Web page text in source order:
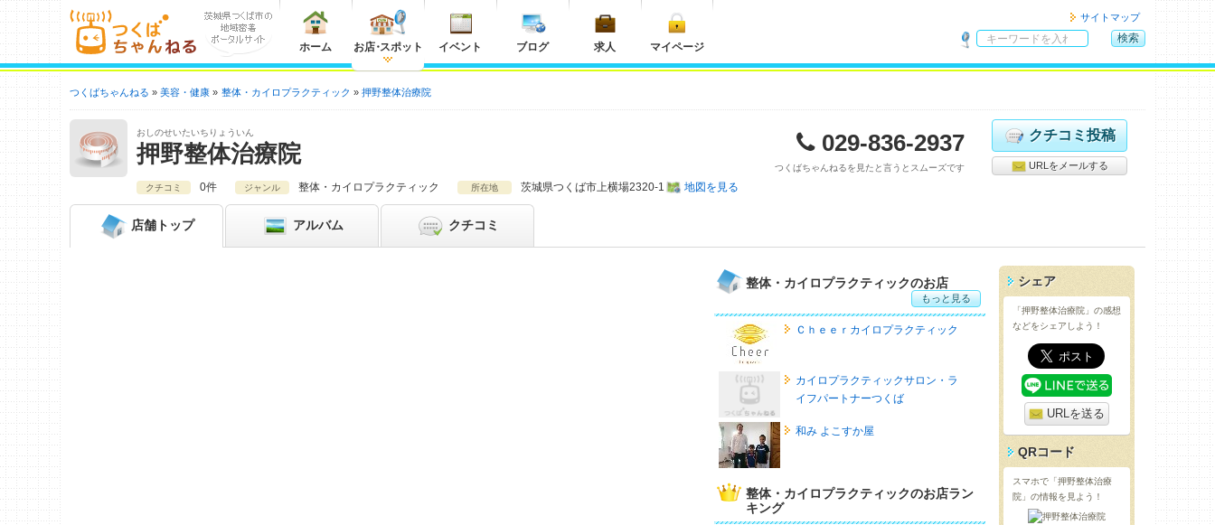
ホーム お店・スポット イベント ブログ 求人 マイページ
サイトマップ
内
索
検索
つくばちゃんねる 美容・健康 整体・カイロプラクティック 押野整体治療院
おしのせいたいちりょういん
押野整体治療院 029-836-2937
つくばちゃんねるを見たと言うとスムーズです
クチコミ投稿
URLをメールする
クチコミ 0件 ジャンル 整体・カイロプラクティック 所在地 茨城県つくば市上横場2320-1 地図を見る
店舗 トップ アルバム クチコミ
整体・カイロプラクティックのお店
もっと見る
Ｃｈｅｅｒカイロプラクティック
カイロプラクティックサロン・ラ
イフパートナーつくば
和み よこすか屋
整体・カイロプラクティックのお店ラン
キング
シェア
「押野整体治療院」の感想
などをシェアしよう！
URLを送る
QRコード
スマホで「押野整体治療
院」の情報を見よう！